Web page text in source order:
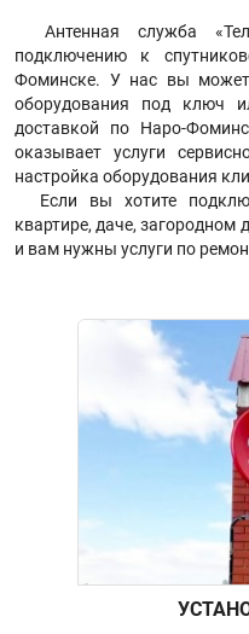
Антенная служба
подключению к
Фоминске. У нас вы
оборудования под ключ
доставкой по Наро-
оказывает услуги
настройка оборудования
Если вы хотите
квартире, даче,
и вам нужны услуги по